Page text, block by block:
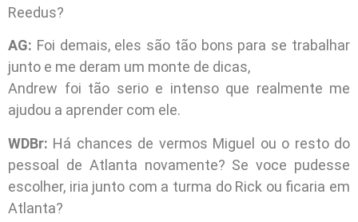
Reedus?
AG: Foi demais, eles são tão bons para se trabalhar
junto e me deram um monte de dicas,
Andrew foi tão serio e intenso que realmente me
ajudou a aprender com ele.
WDBr: Há chances de vermos Miguel ou o resto do
pessoal de Atlanta novamente? Se voce pudesse
escolher, iria junto com a turma do Rick ou ficaria em
Atlanta?